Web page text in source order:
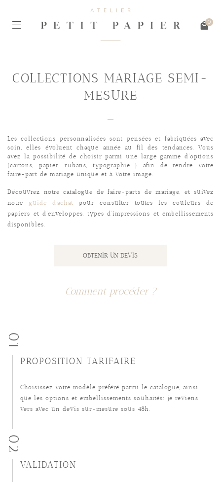
0
COLLECTIONS MARIAGE SEMI-
MESURE
Les collections personnalisées sont pensées et fabriquées avec
soin, elles évoluent chaque année au fil des tendances. Vous
avez la possibilité de choisir parmi une large gamme d’options
(cartons, papier, rubans, typographie...) afin de rendre votre
faire-part de mariage unique et à votre image.
Découvrez notre catalogue de faire-parts de mariage, et suivez
notre guide d’achat
pour consulter toutes les couleurs de
papiers et d’enveloppes, types d’impressions et embellissements
disponibles.
OBTENIR UN DEVIS
Comment procéder ?
01
PROPOSITION TARIFAIRE
Choisissez votre modèle préféré parmi le catalogue, ainsi
que les options et embellissements souhaités: je reviens
vers avec un devis sur-mesure sous 48h.
02
VALIDATION